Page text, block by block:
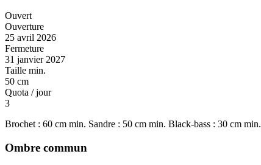
Ouvert
Ouverture
25 avril 2026
Fermeture
31 janvier 2027
Taille min.
50 cm
Quota / jour
3
Brochet : 60 cm min. Sandre : 50 cm min. Black-bass : 30 cm min.
Ombre commun